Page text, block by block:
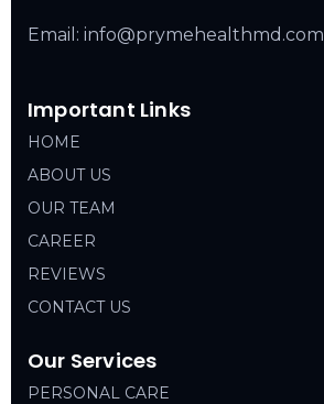
Email: info@prymehealthmd.com
Important Links
HOME
ABOUT US
OUR TEAM
CAREER
REVIEWS
CONTACT US
Our Services
PERSONAL CARE